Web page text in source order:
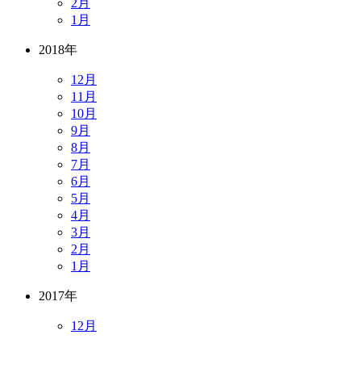
2月
1月
2018年
12月
11月
10月
9月
8月
7月
6月
5月
4月
3月
2月
1月
2017年
12月